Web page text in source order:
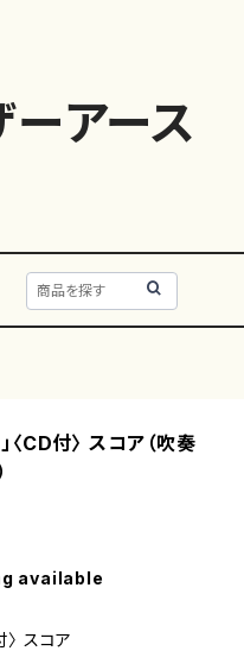
アース
CD付〉 スコア（吹奏
available
〉 スコア